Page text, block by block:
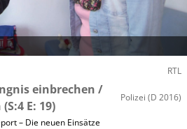
RTL
einbrechen /
(S:4 E: 19)
Polizei (D 2016)
– Die neuen Einsätze